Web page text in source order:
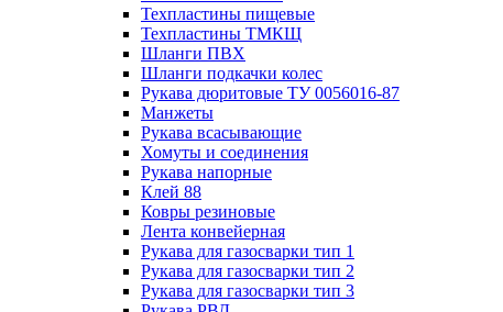
Техпластины пищевые
Техпластины ТМКЩ
Шланги ПВХ
Шланги подкачки колес
Рукава дюритовые ТУ 0056016-87
Манжеты
Рукава всасывающие
Хомуты и соединения
Рукава напорные
Клей 88
Ковры резиновые
Лента конвейерная
Рукава для газосварки тип 1
Рукава для газосварки тип 2
Рукава для газосварки тип 3